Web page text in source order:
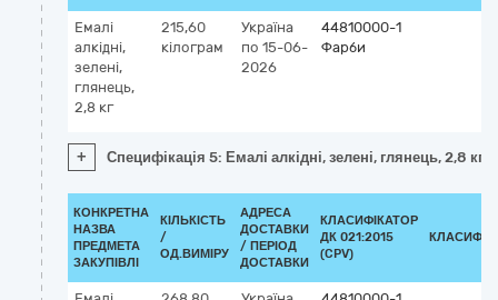
Емалі
алкідні,
зелені,
глянець,
2,8 кг
215,60
кілограм
Україна
по 15-06-
2026
44810000-1
Фарби
+ Специфікація 5: Емалі алкідні, зелені, глянець, 2,8 кг
КОНКРЕТНА
НАЗВА
ПРЕДМЕТА
ЗАКУПІВЛІ
КІЛЬКІСТЬ
/
ОД.ВИМІРУ
АДРЕСА
ДОСТАВКИ
/ ПЕРІОД
ДОСТАВКИ
КЛАСИФІКАТОР
ДК 021:2015
(CPV)